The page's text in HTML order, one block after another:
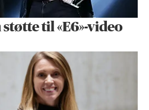
til «E6»-video